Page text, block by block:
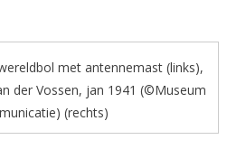
met antennemast (links),
der Vossen, jan 1941 (©Museum
(rechts)